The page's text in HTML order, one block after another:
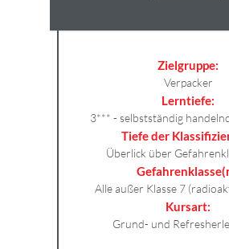
Zielgruppe:
Verpacker
Lerntiefe:
3*** - selbstständig
Tiefe der
Überlick über
Alle außer Klasse 7
Kursart:
Grund- und